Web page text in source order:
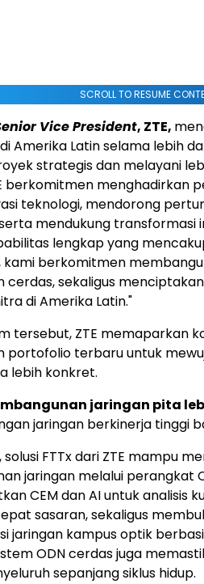
SCROLL TO RESUME
Vice President, ZTE,
Amerika Latin selama lebih
strategis dan melayani
berkomitmen menghadirkan
teknologi, mendorong
mendukung transformasi
lengkap yang
kami berkomitmen
cerdas, sekaligus
di Amerika Latin."
tersebut, ZTE memaparkan
portofolio terbaru untuk
lebih konkret.
jaringan pita
jaringan berkinerja tinggi
solusi FTTx dari ZTE mampu
jaringan melalui perangkat
CEM dan AI untuk analisis
sasaran, sekaligus
jaringan kampus optik
ODN cerdas juga
sepanjang siklus hidup.